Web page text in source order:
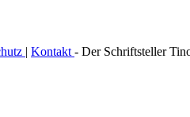
| Kontakt - Der Schriftsteller